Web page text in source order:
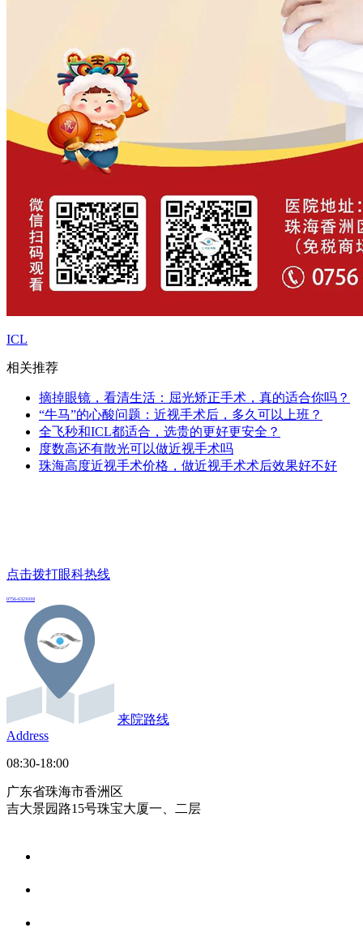
ICL
相关推荐
摘掉眼镜，看清生活：屈光矫正手术，真的适合你吗？
“牛马”的心酸问题：近视手术后，多久可以上班？
全飞秒和ICL都适合，选贵的更好更安全？
度数高还有散光可以做近视手术吗
珠海高度近视手术价格，做近视手术术后效果好不好
点击拨打眼科热线
0756-6321018
来院路线
Address
08:30-18:00
广东省珠海市香洲区
吉大景园路15号珠宝大厦一、二层